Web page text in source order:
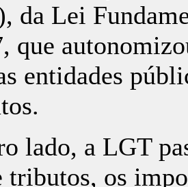
da Lei
que
entidades
lado, a LGT
tributos, os